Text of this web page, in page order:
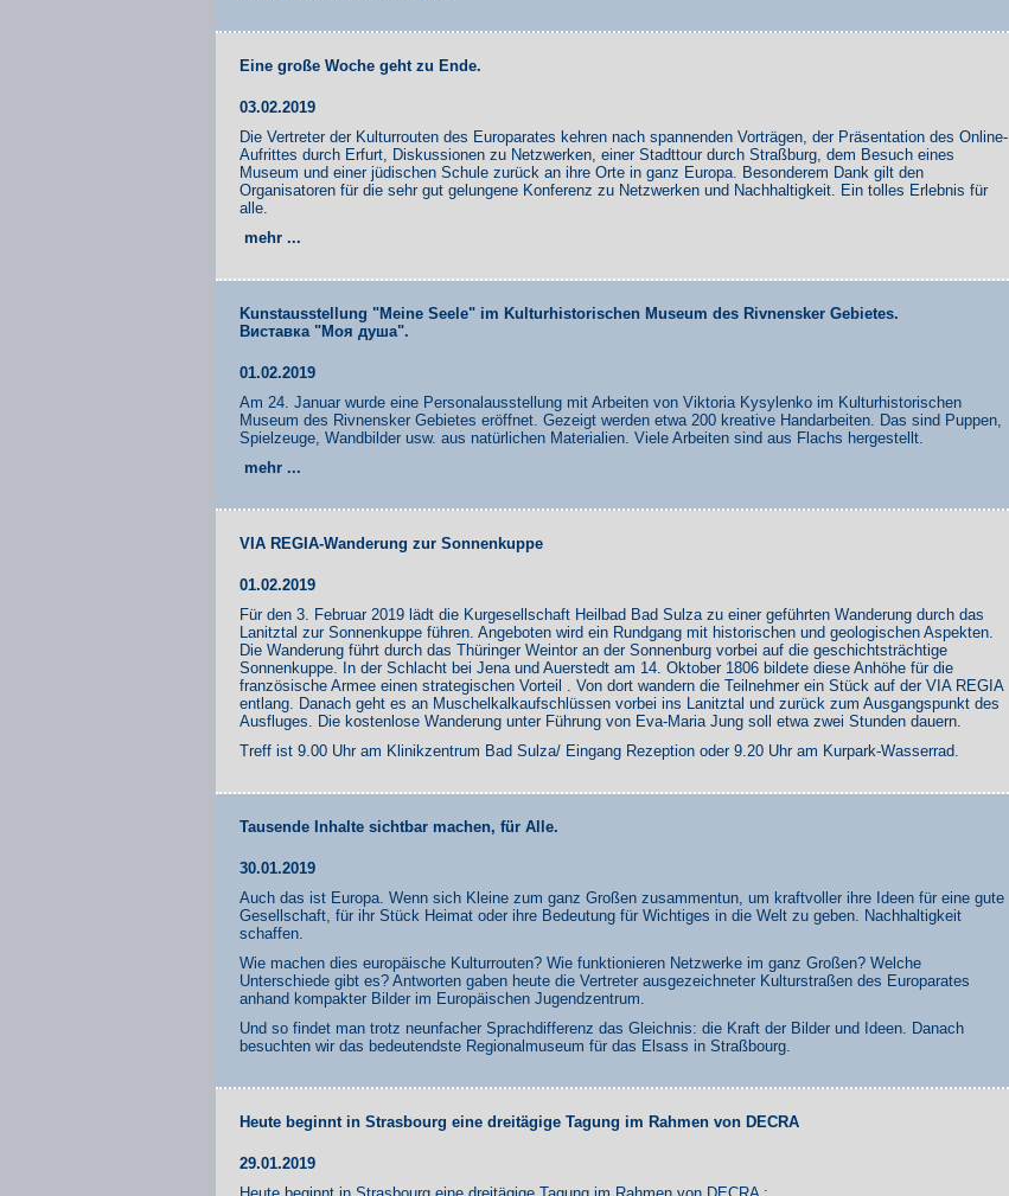
Eine große Woche geht zu Ende.
03.02.2019
Die Vertreter der Kulturrouten des Europarates kehren nach spannenden Vorträgen, der Präsentation des Online-
Aufrittes durch Erfurt, Diskussionen zu Netzwerken, einer Stadttour durch Straßburg, dem Besuch eines
Museum und einer jüdischen Schule zurück an ihre Orte in ganz Europa. Besonderem Dank gilt den
Organisatoren für die sehr gut gelungene Konferenz zu Netzwerken und Nachhaltigkeit. Ein tolles Erlebnis für
alle.
mehr ...
Kunstausstellung "Meine Seele" im Kulturhistorischen Museum des Rivnensker Gebietes.
Виставка "Моя душа".
01.02.2019
Am 24. Januar wurde eine Personalausstellung mit Arbeiten von Viktoria Kysylenko im Kulturhistorischen
Museum des Rivnensker Gebietes eröffnet. Gezeigt werden etwa 200 kreative Handarbeiten. Das sind Puppen,
Spielzeuge, Wandbilder usw. aus natürlichen Materialien. Viele Arbeiten sind aus Flachs hergestellt.
mehr ...
VIA REGIA-Wanderung zur Sonnenkuppe
01.02.2019
Für den 3. Februar 2019 lädt die Kurgesellschaft Heilbad Bad Sulza zu einer geführten Wanderung durch das
Lanitztal zur Sonnenkuppe führen. Angeboten wird ein Rundgang mit historischen und geologischen Aspekten.
Die Wanderung führt durch das Thüringer Weintor an der Sonnenburg vorbei auf die geschichtsträchtige
Sonnenkuppe. In der Schlacht bei Jena und Auerstedt am 14. Oktober 1806 bildete diese Anhöhe für die
französische Armee einen strategischen Vorteil . Von dort wandern die Teilnehmer ein Stück auf der VIA REGIA
entlang. Danach geht es an Muschelkalkaufschlüssen vorbei ins Lanitztal und zurück zum Ausgangspunkt des
Ausfluges. Die kostenlose Wanderung unter Führung von Eva-Maria Jung soll etwa zwei Stunden dauern.
Treff ist 9.00 Uhr am Klinikzentrum Bad Sulza/ Eingang Rezeption oder 9.20 Uhr am Kurpark-Wasserrad.
Tausende Inhalte sichtbar machen, für Alle.
30.01.2019
Auch das ist Europa. Wenn sich Kleine zum ganz Großen zusammentun, um kraftvoller ihre Ideen für eine gute
Gesellschaft, für ihr Stück Heimat oder ihre Bedeutung für Wichtiges in die Welt zu geben. Nachhaltigkeit
schaffen.
Wie machen dies europäische Kulturrouten? Wie funktionieren Netzwerke im ganz Großen? Welche
Unterschiede gibt es? Antworten gaben heute die Vertreter ausgezeichneter Kulturstraßen des Europarates
anhand kompakter Bilder im Europäischen Jugendzentrum.
Und so findet man trotz neunfacher Sprachdifferenz das Gleichnis: die Kraft der Bilder und Ideen. Danach
besuchten wir das bedeutendste Regionalmuseum für das Elsass in Straßbourg.
Heute beginnt in Strasbourg eine dreitägige Tagung im Rahmen von DECRA
29.01.2019